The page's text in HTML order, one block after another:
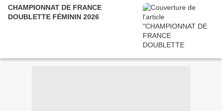
CHAMPIONNAT DE FRANCE
DOUBLETTE FÉMININ 2026